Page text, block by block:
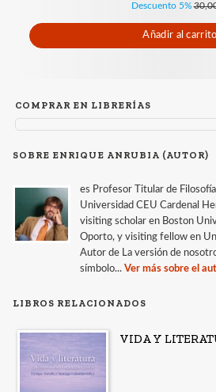
Descuento 5%
Añadir al carrito
COMPRAR EN LIBRERÍAS
SOBRE ENRIQUE ANRUBIA (AUTOR)
es Profesor Titular de
Universidad CEU Cardenal
visiting scholar en Boston
Oporto, y visiting fellow en
Autor de La versión de
símbolo... Ver más sobre el
LIBROS RELACIONADOS
VIDA Y